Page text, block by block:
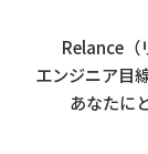
Relance（
エンジニア目
あなたに